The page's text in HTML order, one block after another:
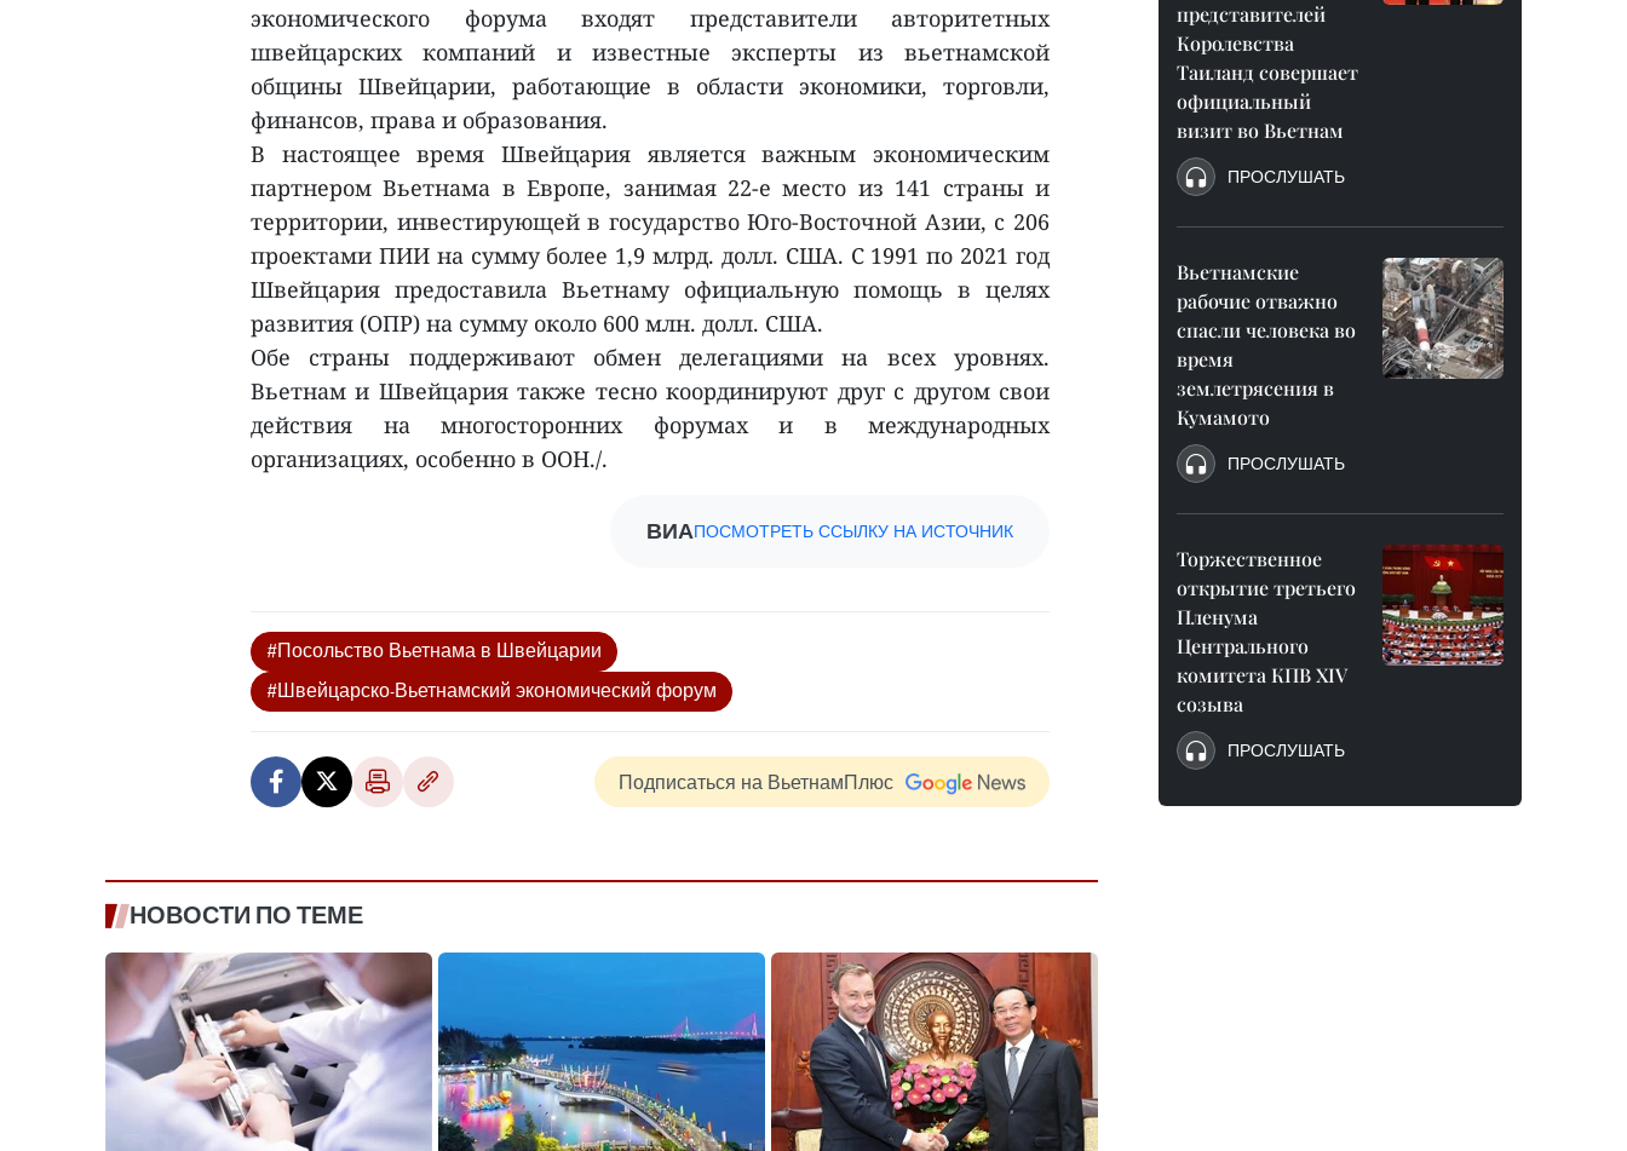
экономического форума входят представители авторитетных
швейцарских компаний и известные эксперты из вьетнамской
общины Швейцарии, работающие в области экономики, торговли,
финансов, права и образования.
В настоящее время Швейцария является важным экономическим
партнером Вьетнама в Европе, занимая 22-е место из 141 страны и
территории, инвестирующей в государство Юго-Восточной Азии, с 206
проектами ПИИ на сумму более 1,9 млрд. долл. США. С 1991 по 2021 год
Швейцария предоставила Вьетнаму официальную помощь в целях
развития (ОПР) на сумму около 600 млн. долл. США.
Обе страны поддерживают обмен делегациями на всех уровнях.
Вьетнам и Швейцария также тесно координируют друг с другом свои
действия на многосторонних форумах и в международных
организациях, особенно в ООН./.
ВИАПОСМОТРЕТЬ ССЫЛКУ НА ИСТОЧНИК
#Посольство Вьетнама в Швейцарии
#Швейцарско-Вьетнамский экономический форум
Подписаться на ВьетнамПлюс
НОВОСТИ ПО ТЕМЕ
представителей
Королевства
Таиланд совершает
официальный
визит во Вьетнам
ПРОСЛУШАТЬ
Вьетнамские
рабочие отважно
спасли человека во
время
землетрясения в
Кумамото
ПРОСЛУШАТЬ
Торжественное
открытие третьего
Пленума
Центрального
комитета КПВ XIV
созыва
ПРОСЛУШАТЬ